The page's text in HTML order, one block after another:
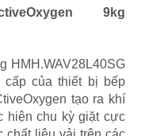
9kg
HMH.WAV28L40SG
cấp của thiết bị bếp
tạo ra khí
hiện chu kỳ giặt cực